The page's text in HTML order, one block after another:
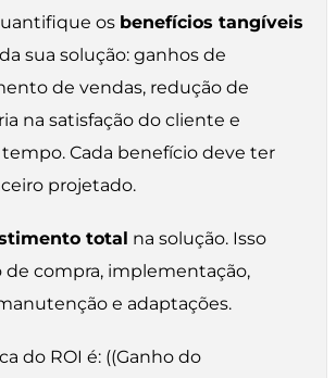
os benefícios tangíveis
da sua solução: ganhos de
de vendas, redução de
na satisfação do cliente e
Cada benefício deve ter
projetado.
total na solução. Isso
de compra, implementação,
e adaptações.
do ROI é: ((Ganho do